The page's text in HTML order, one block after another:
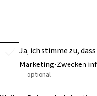
Ja, ich stimme zu,
Marketing-Zwecken
optional